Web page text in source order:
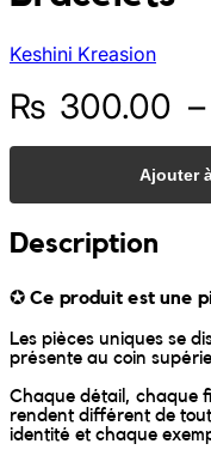
Keshini Kreasion
₨ 300.00 –
Ajouter
Description
✪ Ce produit est une
Les pièces uniques se
présente au coin
Chaque détail, chaque
rendent différent de
identité et chaque
The Sock Trader
The Kreol Republic
The Octopus
Timimi